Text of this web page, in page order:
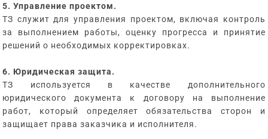
5. Управление проектом.
ТЗ служит для управления проектом, включая контроль
за выполнением работы, оценку прогресса и принятие
решений о необходимых корректировках.
6. Юридическая защита.
ТЗ используется в качестве дополнительного
юридического документа к договору на выполнение
работ, который определяет обязательства сторон и
защищает права заказчика и исполнителя.